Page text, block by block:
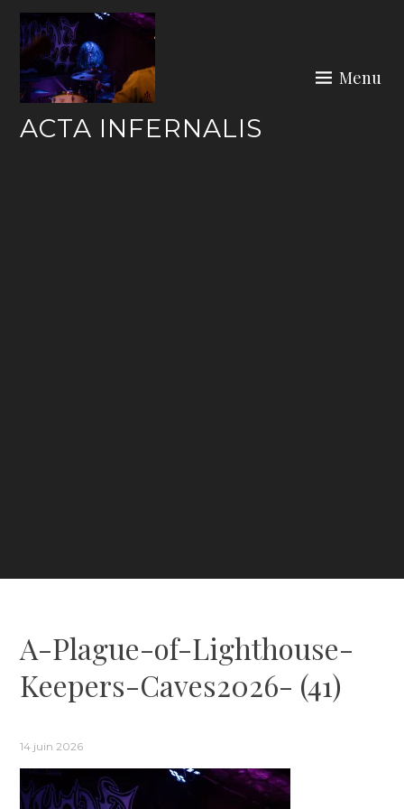
Skip
content
ACTA INFERNALIS
Menu
A-Plague-of-Lighthouse-
Keepers-Caves2026- (41)
14 juin 2026